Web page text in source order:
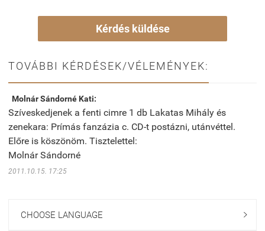
Kérdés küldése
TOVÁBBI KÉRDÉSEK/VÉLEMÉNYEK:
Molnár Sándorné Kati:
Szíveskedjenek a fenti cimre 1 db Lakatas Mihály és
zenekara: Prímás fanzázia c. CD-t postázni, utánvéttel.
Előre is köszönöm. Tisztelettel:
Molnár Sándorné
2011.10.15. 17:25
CHOOSE LANGUAGE 